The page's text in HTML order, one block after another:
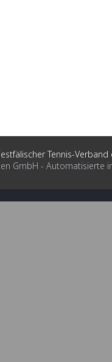
Tennis-Verband
GmbH - Automatisierte